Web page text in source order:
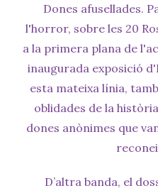
Dones afusellades.
l'horror, sobre les 20
a la primera plana de
inaugurada exposició
esta mateixa línia,
oblidades de la
dones anònimes que
D’altra banda, el